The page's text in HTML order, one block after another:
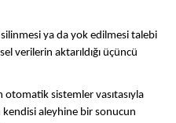
ya da yok edilmesi talebi
verilerin aktarıldığı üçüncü
sistemler vasıtasıyla
aleyhine bir sonucun